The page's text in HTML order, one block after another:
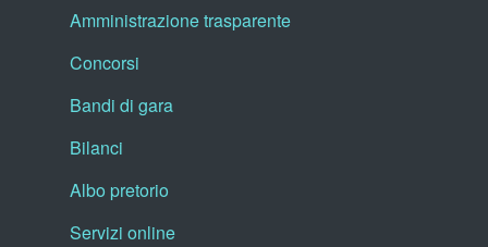
Amministrazione trasparente
Concorsi
Bandi di gara
Bilanci
Albo pretorio
Servizi online